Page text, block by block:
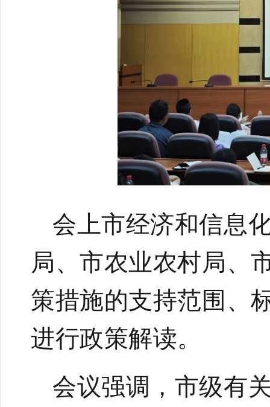
会上市经济和信息
局、市农业农村局、
策措施的支持范围、
进行政策解读。
会议强调，市级有